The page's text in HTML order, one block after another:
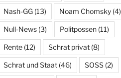
Nash-GG(13) Noam Chomsky(4)
Null-News(3) Politpossen(11)
Rente(12) Schrat privat(8)
Schrat und Staat(46) SOSS(2)